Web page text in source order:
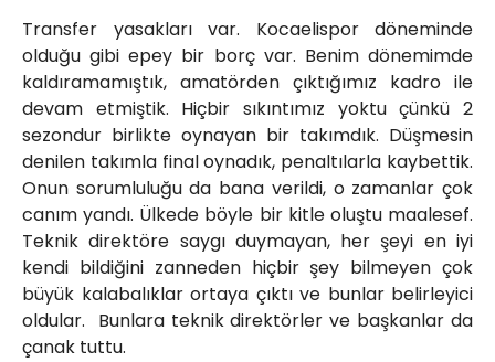
Transfer yasakları var. Kocaelispor döneminde
olduğu gibi epey bir borç var. Benim dönemimde
kaldıramamıştık, amatörden çıktığımız kadro ile
devam etmiştik. Hiçbir sıkıntımız yoktu çünkü 2
sezondur birlikte oynayan bir takımdık. Düşmesin
denilen takımla final oynadık, penaltılarla kaybettik.
Onun sorumluluğu da bana verildi, o zamanlar çok
canım yandı. Ülkede böyle bir kitle oluştu maalesef.
Teknik direktöre saygı duymayan, her şeyi en iyi
kendi bildiğini zanneden hiçbir şey bilmeyen çok
büyük kalabalıklar ortaya çıktı ve bunlar belirleyici
oldular. Bunlara teknik direktörler ve başkanlar da
çanak tuttu.